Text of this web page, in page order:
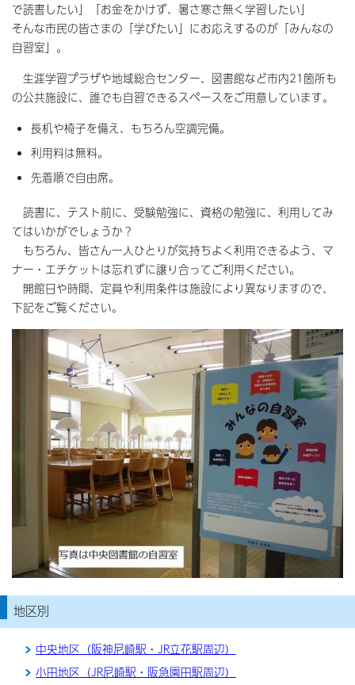
で読書したい」「お金をかけず、暑さ寒さ無く学習したい」
そんな市民の皆さまの「学びたい」にお応えするのが「みんなの
自習室」。
生涯学習プラザや地域総合センター、図書館など市内21箇所も
の公共施設に、誰でも自習できるスペースをご用意しています。
長机や椅子を備え、もちろん空調完備。
利用料は無料。
先着順で自由席。
読書に、テスト前に、受験勉強に、資格の勉強に、利用してみ
てはいかがでしょうか？
もちろん、皆さん一人ひとりが気持ちよく利用できるよう、マ
ナー・エチケットは忘れずに譲り合ってご利用ください。
開館日や時間、定員や利用条件は施設により異なりますので、
下記をご覧ください。
地区別
中央地区（阪神尼崎駅・JR立花駅周辺）
小田地区（JR尼崎駅・阪急園田駅周辺）